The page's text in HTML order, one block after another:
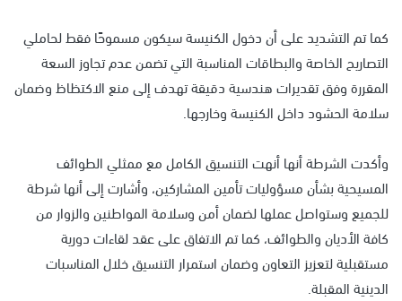
كما تم التشديد على أن دخول الكنيسة سيكون مسموحًا فقط لحاملي
التصاريح الخاصة والبطاقات المناسبة التي تضمن عدم تجاوز السعة
المقررة وفق تقديرات هندسية دقيقة تهدف إلى منع الاكتظاظ وضمان
سلامة الحشود داخل الكنيسة وخارجها.
وأكدت الشرطة أنها أنهت التنسيق الكامل مع ممثلي الطوائف
المسيحية بشأن مسؤوليات تأمين المشاركين، وأشارت إلى أنها شرطة
للجميع وستواصل عملها لضمان أمن وسلامة المواطنين والزوار من
كافة الأديان والطوائف، كما تم الاتفاق على عقد لقاءات دورية
مستقبلية لتعزيز التعاون وضمان استمرار التنسيق خلال المناسبات
الدينية المقبلة.